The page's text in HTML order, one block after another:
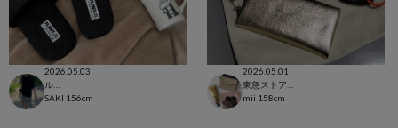
2026.05.03
SAKI 156cm
2026.05.01
mii 158cm